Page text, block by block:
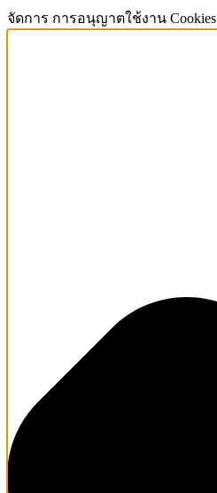
จัดการ การอนุญาตใช้งาน Cookies